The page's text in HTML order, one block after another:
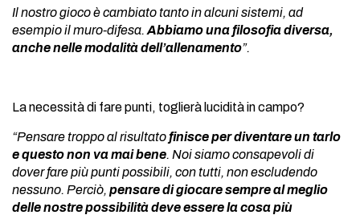
Il nostro gioco è cambiato tanto in alcuni sistemi, ad
esempio il muro-difesa. Abbiamo una filosofia diversa,
anche nelle modalità dell’allenamento”.
La necessità di fare punti, toglierà lucidità in campo?
“Pensare troppo al risultatofinisce per diventare un tarlo
e questo non va mai bene. Noi siamo consapevoli di
dover fare più punti possibili, con tutti, non escludendo
nessuno. Perciò, pensare di giocare sempre al meglio
delle nostre possibilità deve essere la cosa più